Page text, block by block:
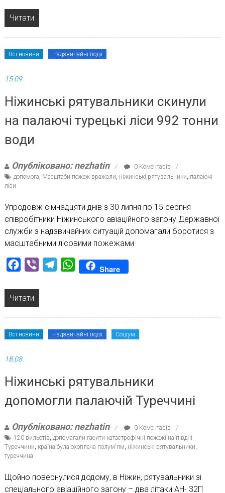
Читати
Всі новини Надзвичайні події
15.09.
Ніжинські рятувальники скинули
на палаючі турецькі ліси 992 тонни
води
Опубліковано: nezhatin
0 Коментарів
допомога Масштаби пожеж вражали ніжинські рятувальники палаючі
ліси
Упродовж сімнадцяти днів з 30 липня по 15 серпня
співробітники Ніжинського авіаційного загону Державної
служби з надзвичайних ситуацій допомагали боротися з
масштабними лісовими пожежами
Facebook
Viber TelegramWhatsAppShare
Читати
Всі новини Надзвичайні події Соціум
18.08.
Ніжинські рятувальники
допомогли палаючій Туреччині
Опубліковано: nezhatin
0 Коментарів
120 вильотів допомагали гасити катастрофічні пожежі на півдні
Туреччини країна була охоплена полум'ям ніжинські рятувальники
туреччина
Щойно повернулися додому, в Ніжин, рятувальники зі
спеціального авіаційного загону – два літаки АН- 32П